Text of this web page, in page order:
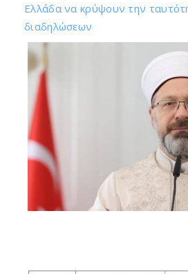
Ελλάδα να κρύψουν την
διαδηλώσεων